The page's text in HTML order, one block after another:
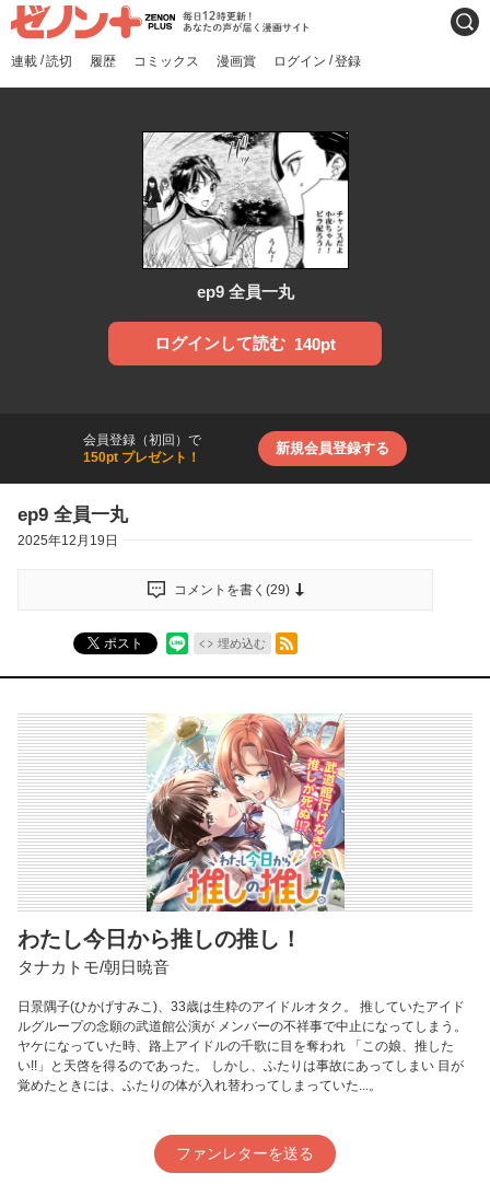
ゼノンプラス
毎日12時更新！あなたの声
が届く漫画サイト
連載 /読切 履歴 コミックス 漫画賞 ログイン /登録
検索
ep9 全員一丸
ログインして読む 140pt
会員登録（初回）で
150pt プレゼント！
新規会員登録する
ep9 全員一丸
2025年12月19日
コメントを書く(29)
ポスト 埋め込む
RSSフィード
わたし今日から推しの推し！
タナカトモ/朝日暁音
日景隅子(ひかげすみこ)、33歳は生粋のアイドルオタク。 推していたアイド
ルグループの念願の武道館公演が メンバーの不祥事で中止になってしまう。
ヤケになっていた時、路上アイドルの千歌に目を奪われ 「この娘、推した
い!!」と天啓を得るのであった。 しかし、ふたりは事故にあってしまい 目が
覚めたときには、ふたりの体が入れ替わってしまっていた...。
ファンレターを送る